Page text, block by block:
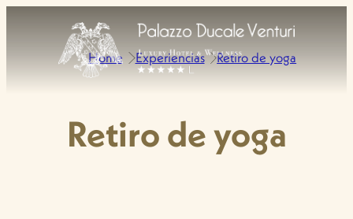
Home Experiencias Retiro de yoga
Retiro de yoga